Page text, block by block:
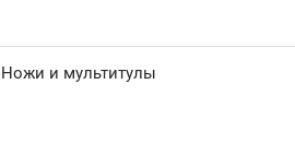
Ножи и мультитулы